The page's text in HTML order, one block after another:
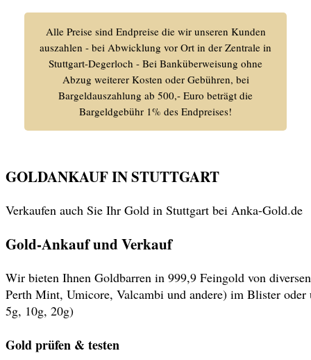
Alle Preise sind Endpreise die wir unseren Kunden
auszahlen - bei Abwicklung vor Ort in der Zentrale in
Stuttgart-Degerloch - Bei Banküberweisung ohne
Abzug weiterer Kosten oder Gebühren, bei
Bargeldauszahlung ab 500,- Euro beträgt die
Bargeldgebühr 1% des Endpreises!
GOLDANKAUF IN STUTTGART
Verkaufen auch Sie Ihr Gold in Stuttgart bei Anka-Gold.de
Gold-Ankauf und Verkauf
Wir bieten Ihnen Goldbarren in 999,9 Feingold von
Perth Mint, Umicore, Valcambi und andere) im Blister
5g, 10g, 20g)
Gold prüfen & testen